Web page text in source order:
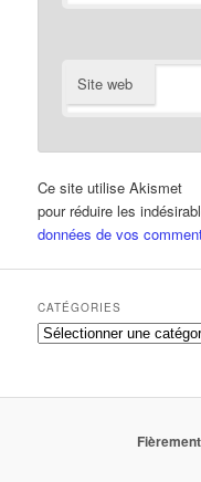
Site web
Ce site utilise Akismet
pour réduire les
données de vos
CATÉGORIES
Catégories